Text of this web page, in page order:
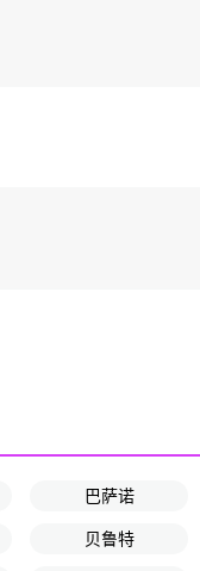
巴萨诺
贝鲁特